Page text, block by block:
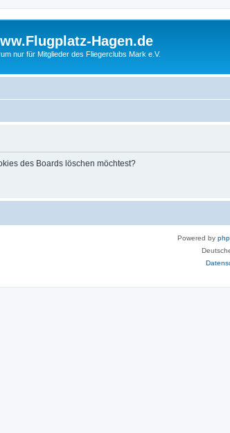
Hagen.de
nur für Mitglieder des Fliegerclubs Mark e.V.
des Boards löschen möchtest?
Powered by